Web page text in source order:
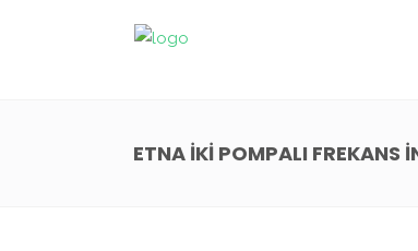
ETNA İKİ POMPALI FREKANS